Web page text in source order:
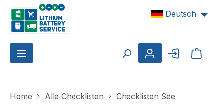
Zum Hauptinhalt springen Deutsch
Home Alle Checklisten
Checklisten See